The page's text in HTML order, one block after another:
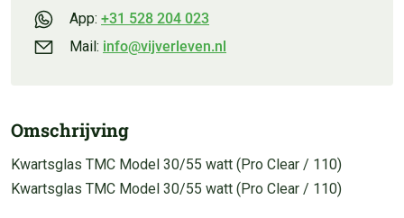
App: +31 528 204 023
Mail: info@vijverleven.nl
Omschrijving
Kwartsglas TMC Model 30/55 watt (Pro Clear / 110)
Kwartsglas TMC Model 30/55 watt (Pro Clear / 110)